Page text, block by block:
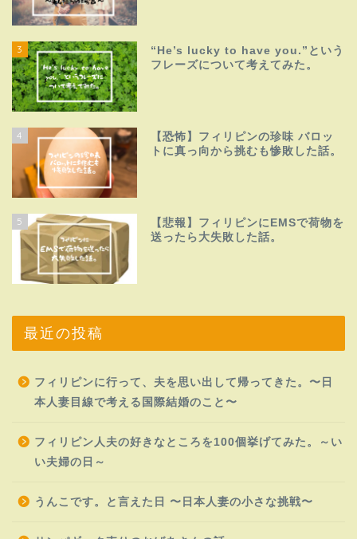
3
“He’s lucky to have you.”という
フレーズについて考えてみた。
4
【恐怖】フィリピンの珍味 バロッ
トに真っ向から挑むも惨敗した話。
5
【悲報】フィリピンにEMSで荷物を
送ったら大失敗した話。
最近の投稿
フィリピンに行って、夫を思い出して帰ってきた。〜日
本人妻目線で考える国際結婚のこと〜
フィリピン人夫の好きなところを100個挙げてみた。～い
い夫婦の日～
うんこです。と言えた日 〜日本人妻の小さな挑戦〜